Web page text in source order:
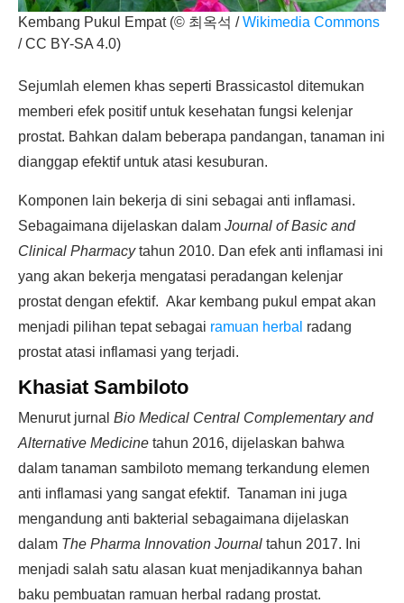
Kembang Pukul Empat (© 최옥석 /Wikimedia Commons
/ CC BY-SA 4.0)
Sejumlah elemen khas seperti Brassicastol ditemukan
memberi efek positif untuk kesehatan fungsi kelenjar
prostat. Bahkan dalam beberapa pandangan, tanaman ini
dianggap efektif untuk atasi kesuburan.
Komponen lain bekerja di sini sebagai anti inflamasi.
Sebagaimana dijelaskan dalam Journal of Basic and
Clinical Pharmacytahun 2010. Dan efek anti inflamasi ini
yang akan bekerja mengatasi peradangan kelenjar
prostat dengan efektif. Akar kembang pukul empat akan
menjadi pilihan tepat sebagai ramuan herbal radang
prostat atasi inflamasi yang terjadi.
Khasiat Sambiloto
Menurut jurnal Bio Medical Central Complementary and
Alternative Medicine tahun 2016, dijelaskan bahwa
dalam tanaman sambiloto memang terkandung elemen
anti inflamasi yang sangat efektif. Tanaman ini juga
mengandung anti bakterial sebagaimana dijelaskan
dalam The Pharma Innovation Journal tahun 2017. Ini
menjadi salah satu alasan kuat menjadikannya bahan
baku pembuatan ramuan herbal radang prostat.